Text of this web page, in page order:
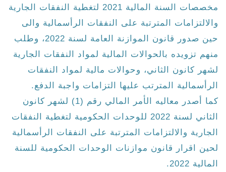
مخصصات السنة المالية 2021 لتغطية النفقات الجارية
والالتزامات المترتبة على النفقات الرأسمالية والى
حين صدور قانون الموازنة العامة لسنة 2022، وطلب
منهم تزويده بالحوالات المالية لمواد النفقات الجارية
لشهر كانون الثاني، وحوالات مالية لمواد النفقات
الرأسمالية المترتب عليها التزامات واجبة الدفع.
كما أصدر معاليه الأمر المالي رقم (1) لشهر كانون
الثاني لسنة 2022 للوحدات الحكومية لتغطية النفقات
الجارية والالتزامات المترتبة على النفقات الرأسمالية
لحين اقرار قانون موازنات الوحدات الحكومية للسنة
المالية 2022.